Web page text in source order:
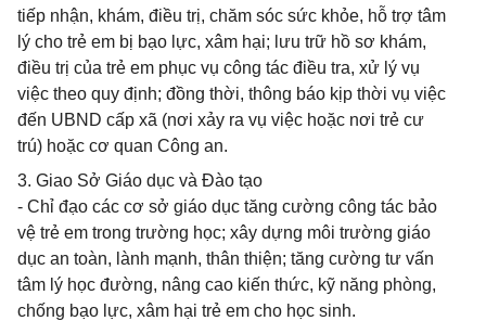
tiếp nhận, khám, điều trị, chăm sóc sức khỏe, hỗ trợ tâm
lý cho trẻ em bị bạo lực, xâm hại; lưu trữ hồ sơ khám,
điều trị của trẻ em phục vụ công tác điều tra, xử lý vụ
việc theo quy định; đồng thời, thông báo kịp thời vụ việc
đến UBND cấp xã (nơi xảy ra vụ việc hoặc nơi trẻ cư
trú) hoặc cơ quan Công an.
3. Giao Sở Giáo dục và Đào tạo
- Chỉ đạo các cơ sở giáo dục tăng cường công tác bảo
vệ trẻ em trong trường học; xây dựng môi trường giáo
dục an toàn, lành mạnh, thân thiện; tăng cường tư vấn
tâm lý học đường, nâng cao kiến thức, kỹ năng phòng,
chống bạo lực, xâm hại trẻ em cho học sinh.